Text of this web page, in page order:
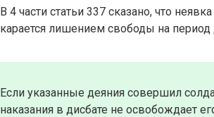
В 4 части статьи 337 сказано, что
карается лишением свободы на период
Если указанные деяния совершил
наказания в дисбате не освобождает